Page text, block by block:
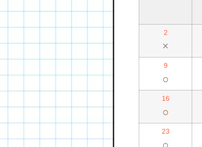
2
×
9
○
16
○
23